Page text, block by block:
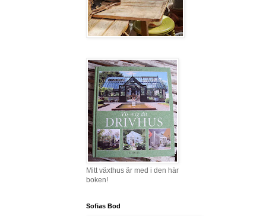
Mitt växthus är med i den här
boken!
Sofias Bod